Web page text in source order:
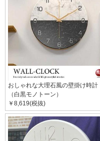
おしゃれな大理石風の壁掛け時計
（白黒モノトーン）
￥8,619(税抜)